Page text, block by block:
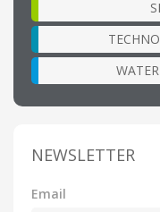
NEWSLETTER
Email